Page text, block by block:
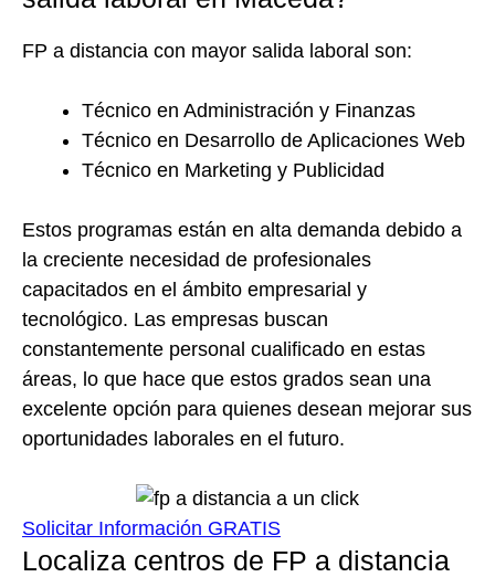
FP a distancia con mayor salida laboral son:
Técnico en Administración y Finanzas
Técnico en Desarrollo de Aplicaciones Web
Técnico en Marketing y Publicidad
Estos programas están en alta demanda debido a
la creciente necesidad de profesionales
capacitados en el ámbito empresarial y
tecnológico. Las empresas buscan
constantemente personal cualificado en estas
áreas, lo que hace que estos grados sean una
excelente opción para quienes desean mejorar sus
oportunidades laborales en el futuro.
Solicitar Información GRATIS
Localiza centros de FP a distancia